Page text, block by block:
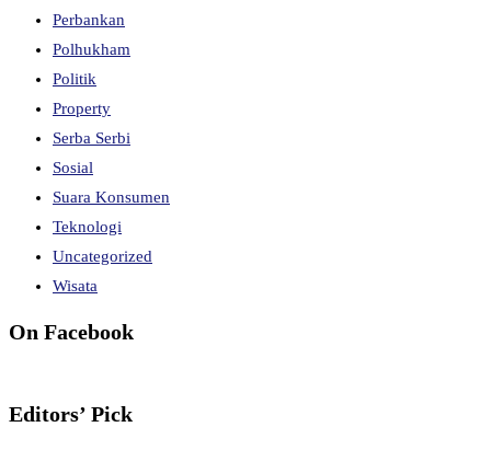
Perbankan
Polhukham
Politik
Property
Serba Serbi
Sosial
Suara Konsumen
Teknologi
Uncategorized
Wisata
On Facebook
Editors’ Pick